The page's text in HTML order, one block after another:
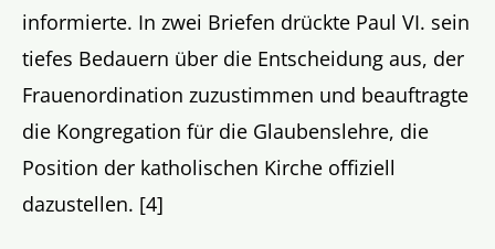
informierte. In zwei Briefen drückte Paul VI. sein
tiefes Bedauern über die Entscheidung aus, der
Frauenordination zuzustimmen und beauftragte
die Kongregation für die Glaubenslehre, die
Position der katholischen Kirche offiziell
dazustellen. [4]